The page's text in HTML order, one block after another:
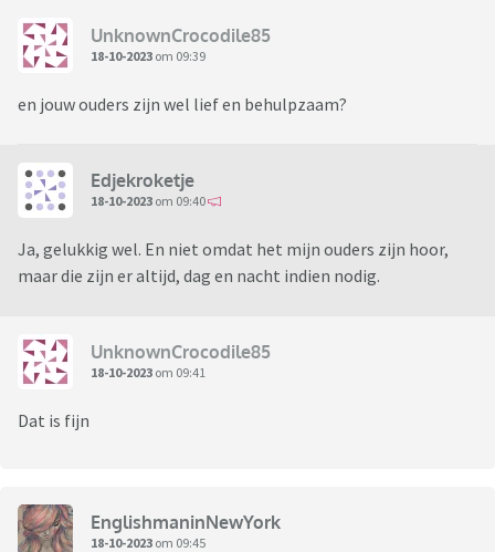
UnknownCrocodile85
18-10-2023 om 09:39
en jouw ouders zijn wel lief en behulpzaam?
Edjekroketje
18-10-2023 om 09:40
Ja, gelukkig wel. En niet omdat het mijn ouders zijn hoor,
maar die zijn er altijd, dag en nacht indien nodig.
UnknownCrocodile85
18-10-2023 om 09:41
Dat is fijn
EnglishmaninNewYork
18-10-2023 om 09:45